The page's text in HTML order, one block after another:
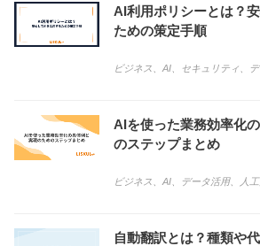
AI利用ポリシーとは？
ための策定手順
ビジネス AI セキュリティ
AIを使った業務効率化
のステップまとめ
ビジネス AI データ活用、 人
自動翻訳とは？種類や